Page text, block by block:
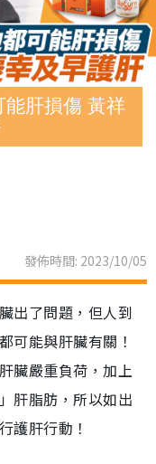
能肝損傷 黃祥
發佈時間: 2023/10/05
出了問題，但人到
可能與肝臟有關！
臟嚴重負荷，加上
肝脂肪，所以如出
護肝行動！